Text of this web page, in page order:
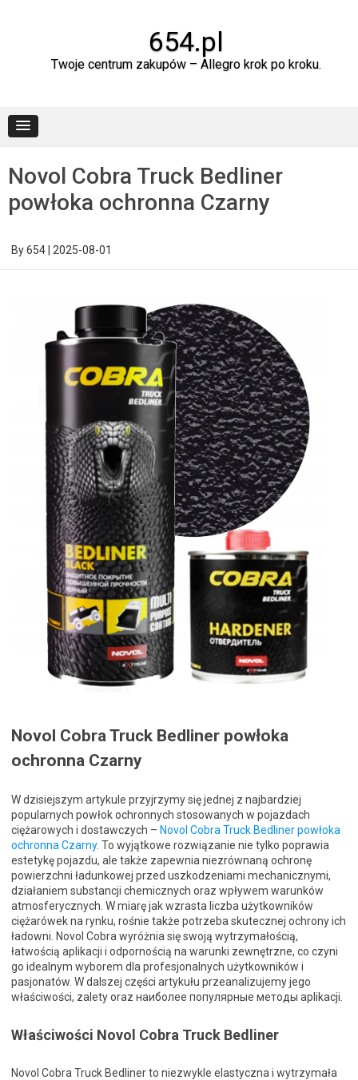
654.pl
Twoje centrum zakupów – Allegro krok po kroku.
Novol Cobra Truck Bedliner
powłoka ochronna Czarny
By654 2025-08-01
Novol Cobra Truck Bedliner powłoka
ochronna Czarny
W dzisiejszym artykule przyjrzymy się jednej z najbardziej
popularnych powłok ochronnych stosowanych w pojazdach
ciężarowych i dostawczych – Novol Cobra Truck Bedliner powłoka
ochronna Czarny. To wyjątkowe rozwiązanie nie tylko poprawia
estetykę pojazdu, ale także zapewnia niezrównaną ochronę
powierzchni ładunkowej przed uszkodzeniami mechanicznymi,
działaniem substancji chemicznych oraz wpływem warunków
atmosferycznych. W miarę jak wzrasta liczba użytkowników
ciężarówek na rynku, rośnie także potrzeba skutecznej ochrony ich
ładowni. Novol Cobra wyróżnia się swoją wytrzymałością,
łatwością aplikacji i odpornością na warunki zewnętrzne, co czyni
go idealnym wyborem dla profesjonalnych użytkowników i
pasjonatów. W dalszej części artykułu przeanalizujemy jego
właściwości, zalety oraz наиболее популярные методы aplikacji.
Właściwości Novol Cobra Truck Bedliner
Novol Cobra Truck Bedliner to niezwykle elastyczna i wytrzymała